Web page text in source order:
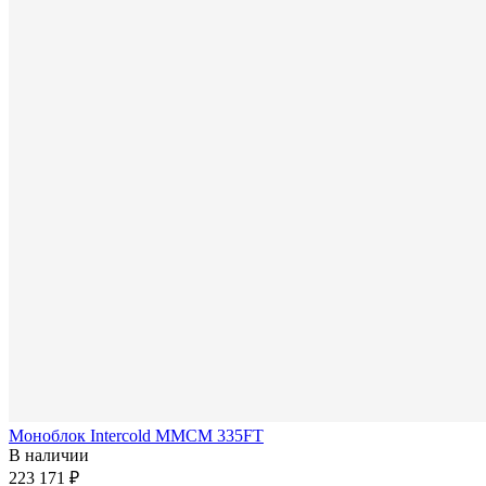
Моноблок Intercold MMCM 335FT
В наличии
223 171 ₽